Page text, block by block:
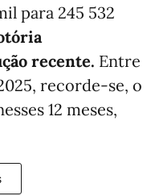
para 245 532
recente. Entre
recorde-se, o
12 meses,